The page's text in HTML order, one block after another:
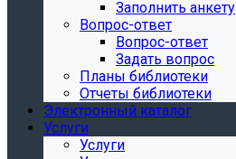
Заполнить анкету
Вопрос-ответ
Вопрос-ответ
Задать вопрос
Планы библиотеки
Отчеты библиотеки
Электронный каталог
Услуги
Услуги